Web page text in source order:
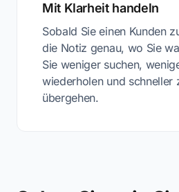
Mit Klarheit handeln
Sobald Sie einen Kunden
die Notiz genau, wo Sie
Sie weniger suchen,
wiederholen und schneller
übergehen.